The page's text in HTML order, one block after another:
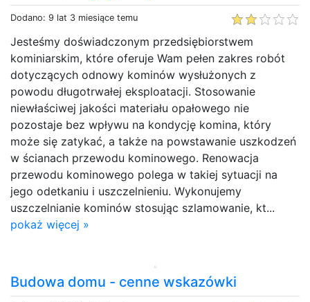
Dodano: 9 lat 3 miesiące temu
Jesteśmy doświadczonym przedsiębiorstwem
kominiarskim, które oferuje Wam pełen zakres robót
dotyczących odnowy kominów wysłużonych z
powodu długotrwałej eksploatacji. Stosowanie
niewłaściwej jakości materiału opałowego nie
pozostaje bez wpływu na kondycję komina, który
może się zatykać, a także na powstawanie uszkodzeń
w ścianach przewodu kominowego. Renowacja
przewodu kominowego polega w takiej sytuacji na
jego odetkaniu i uszczelnieniu. Wykonujemy
uszczelnianie kominów stosując szlamowanie, kt...
pokaż więcej »
Budowa domu - cenne wskazówki